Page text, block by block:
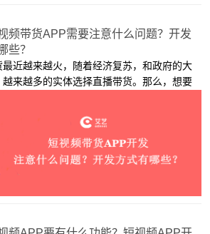
频带货APP需要注意什么问题？开发
些？
最近越来越火，随着经济复苏，和政府的大
越来越多的实体选择直播带货。那么，想要
发方式比较适合自己呢？接下来，上海
司艾艺来为大家介绍。